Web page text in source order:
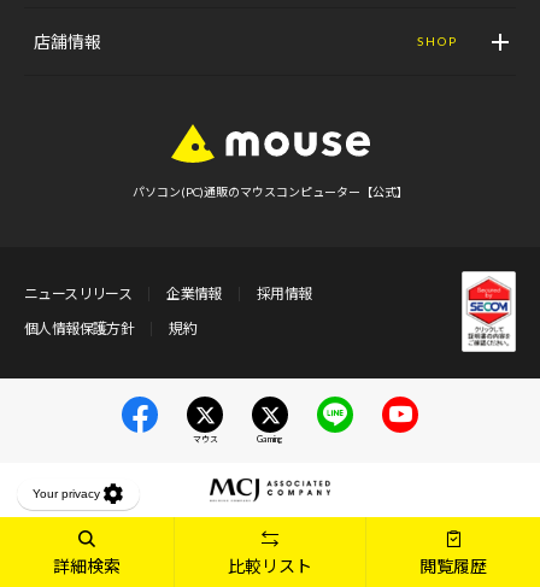
詳細検索 比較リスト 閲覧履歴
店舗情報 SHOP
パソコン(PC)通販のマウスコンピューター【公式】
ニュースリリース 企業情報
採用情報
個人情報保護方針
規約
マウス Gaming